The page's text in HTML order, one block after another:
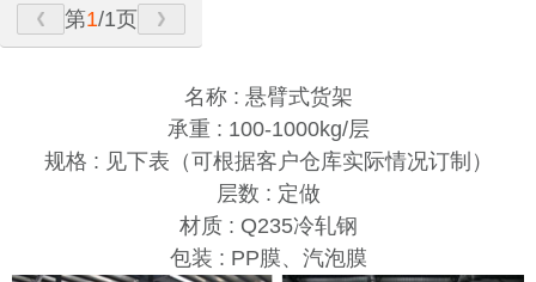
第1/1页
名称 : 悬臂式货架
承重 : 100-1000kg/层
规格 : 见下表（可根据客户仓库实际情况订制）
层数 : 定做
材质 : Q235冷轧钢
包装 : PP膜、汽泡膜